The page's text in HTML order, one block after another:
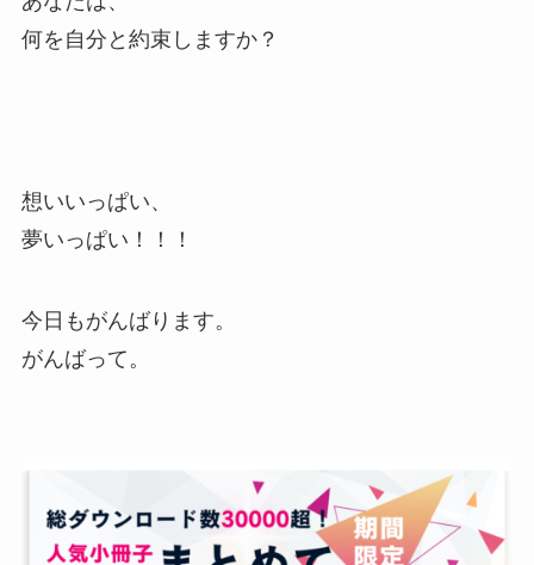
何を自分と約束しますか？
想いいっぱい、
夢いっぱい！！！
今日もがんばります。
がんばって。